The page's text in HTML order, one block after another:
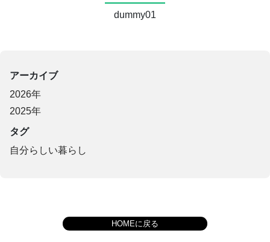
dummy01
アーカイブ
2026年
2025年
タグ
自分らしい暮らし
HOMEに戻る